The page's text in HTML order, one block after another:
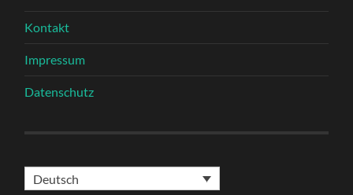
Kontakt
Impressum
Datenschutz
Deutsch